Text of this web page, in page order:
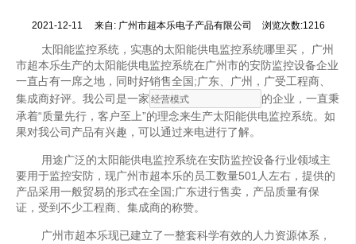
2021-12-11 来自: 广州市超本乐电子产品有限公司 浏览次数:1216
太阳能监控系统，实惠的太阳能供电监控系统哪里买， 广州
市超本乐生产的太阳能供电监控系统在广州市的安防监控设备企业
一直占有一席之地，同时好销售全国;广东、广州，广受工程商、
集成商好评。我公司是一家
的企业，一直秉
承着“质量先行，客户至上”的理念来生产太阳能供电监控系统。如
果对我公司产品有兴趣，可以通过来电进行了解。
用途广泛的太阳能供电监控系统在安防监控设备行业领域主
要用于监控安防，现广州市超本乐的员工数量501人左右，提供的
产品采用一般贸易的形式在全国;广东进行售卖，产品质量有保
证，受到不少工程商、集成商的称赞。
广州市超本乐现已建立了一整套科学有效的人力资源体系，